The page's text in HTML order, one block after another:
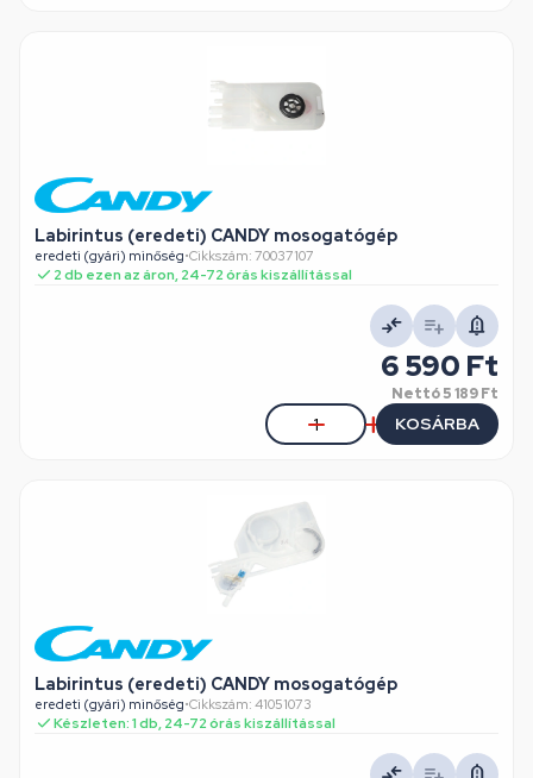
Labirintus (eredeti) CANDY mosogatógép
eredeti (gyári) minőség•Cikkszám: 70037107
2 db ezen az áron, 24-72 órás kiszállítással
6 590 Ft
Nettó5 189 Ft
KOSÁRBA
Labirintus (eredeti) CANDY mosogatógép
eredeti (gyári) minőség•Cikkszám: 41051073
Készleten: 1 db, 24-72 órás kiszállítással